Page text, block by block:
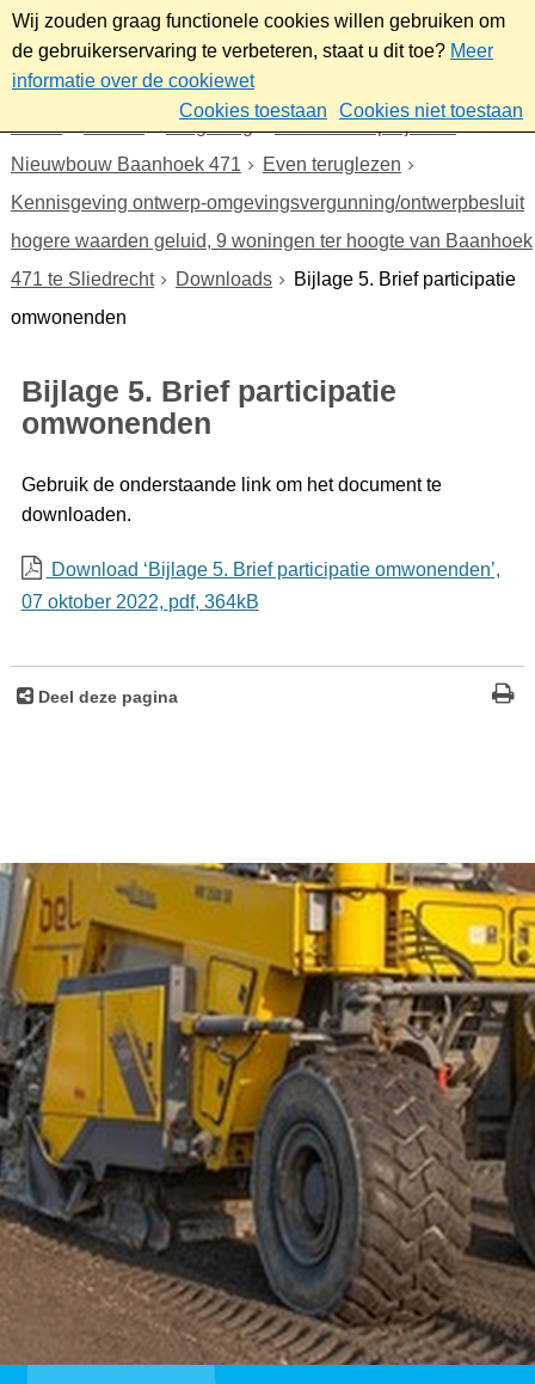
Wij zouden graag functionele cookies willen gebruiken om
de gebruikerservaring te verbeteren, staat u dit toe? Meer
informatie over de cookiewet
Cookies toestaan
Cookies niet toestaan
Omgeving
Plannen en projecten
Nieuwbouw Baanhoek 471
Even teruglezen
Kennisgeving ontwerp-omgevingsvergunning/ontwerpbesluit
hogere waarden geluid, 9 woningen ter hoogte van Baanhoek
471 te Sliedrecht
Downloads
Bijlage 5. Brief participatie
omwonenden
Bijlage 5. Brief participatie
omwonenden
Gebruik de onderstaande link om het document te
downloaden.
Download ‘Bijlage 5. Brief participatie omwonenden’,
07 oktober 2022, pdf, 364kB
Deel deze pagina